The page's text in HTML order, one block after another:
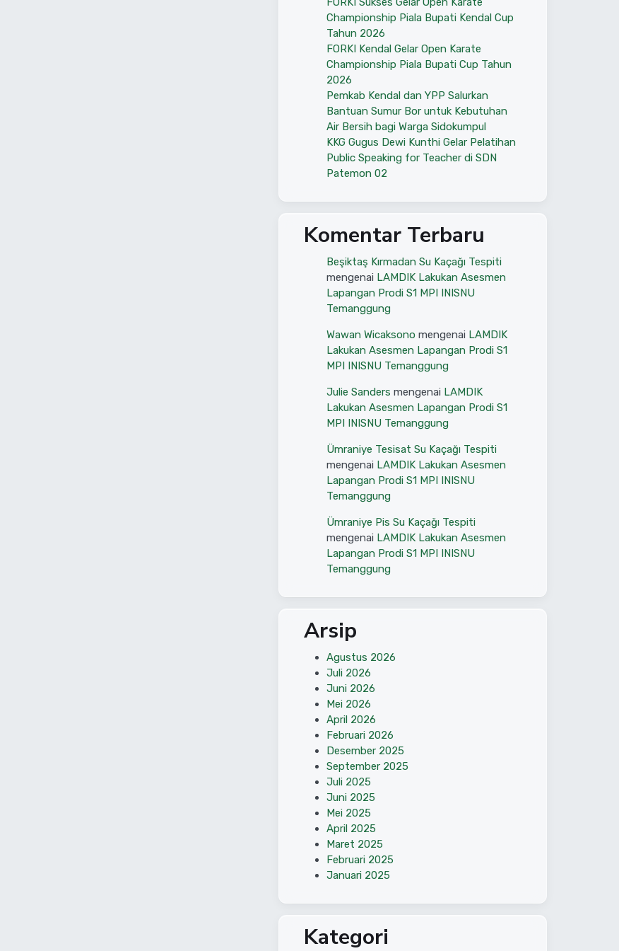
Championship Piala Bupati Kendal Cup
Tahun 2026
FORKI Kendal Gelar Open Karate
Championship Piala Bupati Cup Tahun
2026
Pemkab Kendal dan YPP Salurkan
Bantuan Sumur Bor untuk Kebutuhan
Air Bersih bagi Warga Sidokumpul
KKG Gugus Dewi Kunthi Gelar Pelatihan
Public Speaking for Teacher di SDN
Patemon 02
Komentar Terbaru
Beşiktaş Kırmadan Su Kaçağı Tespiti
mengenai LAMDIK Lakukan Asesmen
Lapangan Prodi S1 MPI INISNU
Temanggung
Wawan Wicaksono mengenai LAMDIK
Lakukan Asesmen Lapangan Prodi S1
MPI INISNU Temanggung
Julie Sanders mengenai LAMDIK
Lakukan Asesmen Lapangan Prodi S1
MPI INISNU Temanggung
Ümraniye Tesisat Su Kaçağı Tespiti
mengenai LAMDIK Lakukan Asesmen
Lapangan Prodi S1 MPI INISNU
Temanggung
Ümraniye Pis Su Kaçağı Tespiti
mengenai LAMDIK Lakukan Asesmen
Lapangan Prodi S1 MPI INISNU
Temanggung
Arsip
Agustus 2026
Juli 2026
Juni 2026
Mei 2026
April 2026
Februari 2026
Desember 2025
September 2025
Juli 2025
Juni 2025
Mei 2025
April 2025
Maret 2025
Februari 2025
Januari 2025
Kategori